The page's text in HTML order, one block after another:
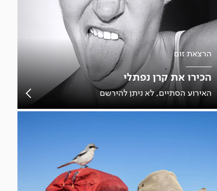
הרצאת זום
הכירו את קרן נפתלי
האירוע הסתיים, לא ניתן להירשם